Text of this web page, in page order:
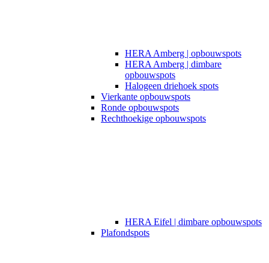
HERA Amberg | opbouwspots
HERA Amberg | dimbare
opbouwspots
Halogeen driehoek spots
Vierkante opbouwspots
Ronde opbouwspots
Rechthoekige opbouwspots
HERA Eifel | dimbare opbouwspots
Plafondspots